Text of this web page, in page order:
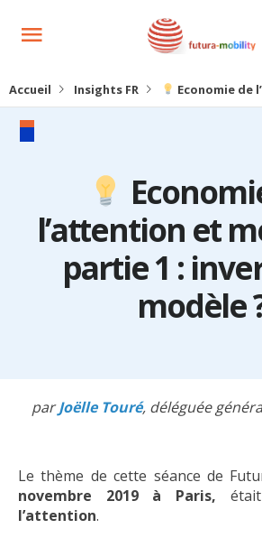
Accueil Insights FR Economie de
l’attention et
partie 1 :
modèle
parJoëlle Touré, déléguée
Le thème de cette séance de
novembre 2019 à Paris,
l’attention.